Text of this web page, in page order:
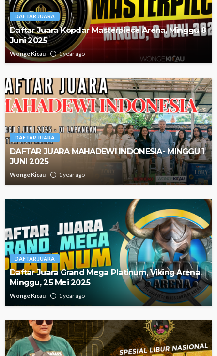
DAFTAR JUARA
Daftar Juara Kopdar Masterpiece Arena, Minggu 8
Juni 2025
Wonge Kicau 1 year ago
DAFTAR JUARA
DAFTAR JUARA MAHADEWI INDONESIA- MINGGU 1
JUNI 2025
Wonge Kicau 1 year ago
DAFTAR JUARA
Daftar Juara Grand Mega Platinum, Viking Arena,
Minggu, 25 Mei 2025
Wonge Kicau 1 year ago